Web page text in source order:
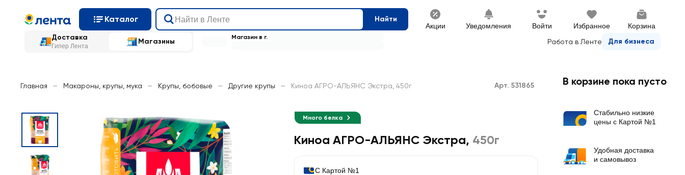
Каталог Найти
Акции Уведомления Войти Избранное Корзина
Доставка
Гипер Лента
Магазины Работа в Ленте Для бизнеса
Магазин в г.
Главная — Макароны, крупы, мука — Крупы, бобовые — Другие крупы — Киноа АГРО-АЛЬЯНС Экстра, 450г Арт. 531865
Много белка
Киноа АГРО-АЛЬЯНС Экстра, 450г
С Картой №1
В корзине пока пусто
Стабильно низкие
цены с Картой №1
Удобная доставка
и самовывоз